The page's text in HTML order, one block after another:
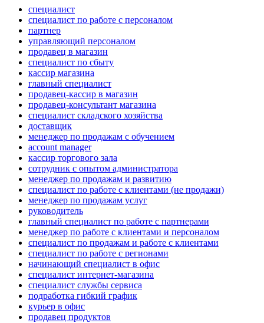
специалист
специалист по работе с персоналом
партнер
управляющий персоналом
продавец в магазин
специалист по сбыту
кассир магазина
главный специалист
продавец-кассир в магазин
продавец-консультант магазина
специалист складского хозяйства
доставщик
менеджер по продажам с обучением
account manager
кассир торгового зала
сотрудник с опытом администратора
менеджер по продажам и развитию
специалист по работе с клиентами (не продажи)
менеджер по продажам услуг
руководитель
главный специалист по работе с партнерами
менеджер по работе с клиентами и персоналом
специалист по продажам и работе с клиентами
специалист по работе с регионами
начинающий специалист в офис
специалист интернет-магазина
специалист службы сервиса
подработка гибкий график
курьер в офис
продавец продуктов